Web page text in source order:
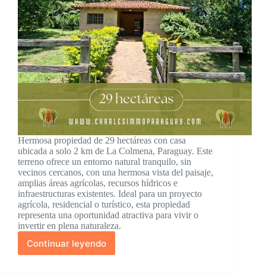
Hermosa propiedad de 29 hectáreas con casa
ubicada a solo 2 km de La Colmena, Paraguay. Este
terreno ofrece un entorno natural tranquilo, sin
vecinos cercanos, con una hermosa vista del paisaje,
amplias áreas agrícolas, recursos hídricos e
infraestructuras existentes. Ideal para un proyecto
agrícola, residencial o turístico, esta propiedad
representa una oportunidad atractiva para vivir o
invertir en plena naturaleza.
Continuar leyendo
En